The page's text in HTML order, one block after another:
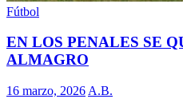
Fútbol
EN LOS PENALES SE
ALMAGRO
16 marzo, 2026 A.B.